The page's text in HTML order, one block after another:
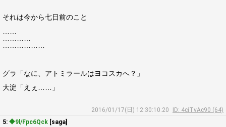
それは今から七日前のこと
グラ「なに、アトミラールはヨコスカへ？」
大淀「えぇ……」
2016/01/17(日) 12:30:10.20
ID: 4ciTvAc90 (64)
5: ◆9l/Fpc6Qck [saga]